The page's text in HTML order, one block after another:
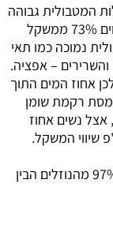
המטבולית גבוהה
כמו תאי שריר כמו שלפוחית השתן, שם הם מהווים 73% ממשקל
נמוכה כמו תאי
– אפציה.
אחוז המים התוך
מסת רקמת שומן
אצל נשים אחוז
שיווי המשקל.
: מהווים % 93 מהפלזמה ו- 97% מהנוזלים הבין